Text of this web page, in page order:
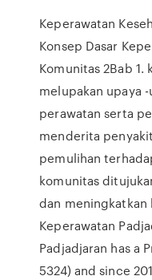
Keperawatan
Konsep Dasar
Komunitas 2Bab
melupakan upaya
perawatan serta
menderita
pemulihan
komunitas
dan meningkatkan
Keperawatan
Padjadjaran has a
5324) and since